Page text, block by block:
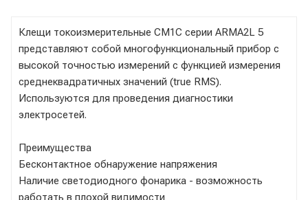
Клещи токоизмерительные CM1C серии ARMA2L 5
представляют собой многофункциональный прибор с
высокой точностью измерений с функцией измерения
среднеквадратичных значений (true RMS).
Используются для проведения диагностики
электросетей.
Преимущества
Бесконтактное обнаружение напряжения
Наличие светодиодного фонарика - возможность
работать в плохой видимости